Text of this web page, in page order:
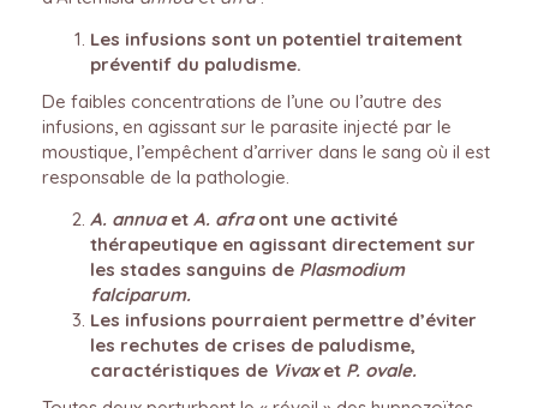
Les infusions sont un potentiel traitement
préventif du paludisme.
De faibles concentrations de l’une ou l’autre des
infusions, en agissant sur le parasite injecté par le
moustique, l’empêchent d’arriver dans le sang où il est
responsable de la pathologie.
A. annuaet A. afraont une activité
thérapeutique en agissant directement sur
les stades sanguins de Plasmodium
falciparum.
Les infusions pourraient permettre d’éviter
les rechutes de crises de paludisme,
caractéristiques de Vivaxet P. ovale.